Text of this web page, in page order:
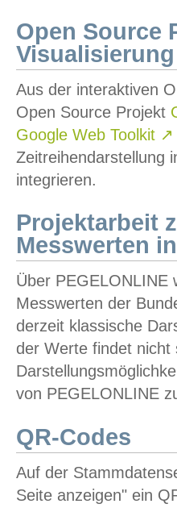
Open Source
Visualisierung
Aus der interaktiven
Open Source Projekt
Google Web Toolkit ↗
Zeitreihendarstellung
integrieren.
Projektarbeit
Messwerten
Über PEGELONLINE
Messwerten der
derzeit klassische
der Werte findet
von PEGELONLINE
QR-Codes
Auf der
Seite anzeigen" ein